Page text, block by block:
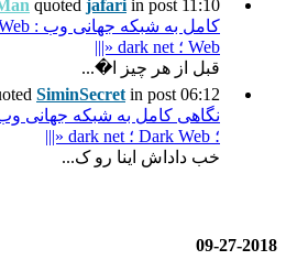
Successful Man
|||» نگاهی
کامل به شبکه جهانی وب : Surface Web ؛ Deep Web ؛ Dark
Successful Manquoted
|||»
نگاهی کامل به شبکه جهانی وب : Surface Web ؛ Deep Web